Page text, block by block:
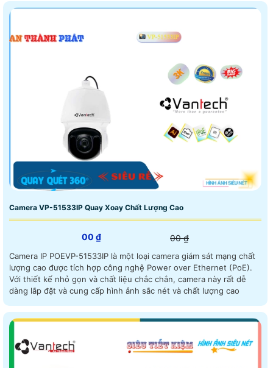
Camera VP-51533IP Quay Xoay Chất Lượng Cao
00 ₫ 00 ₫
Camera IP POEVP-51533IP là một loại camera giám sát mạng chất
lượng cao được tích hợp công nghệ Power over Ethernet (PoE).
Với thiết kế nhỏ gọn và chất liệu chắc chắn, camera này rất dễ
dàng lắp đặt và cung cấp hình ảnh sắc nét và chất lượng cao